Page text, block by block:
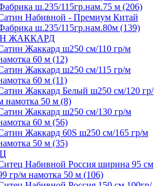
ш.235/115гр.нам.75 м (206)
Набивной - Премиум Китай
ш.235/115гр.нам.80м (139)
ЖАККАРД
Жаккард ш250 см/110 гр/м
60 м (12)
Жаккард ш250 см/115 гр/м
60 м (11)
Жаккард Белый ш250 см/120 гр/
намотка 50 м (8)
Жаккард ш250 см/130 гр/м
60 м (56)
Жаккард 60S ш250 см/165 гр/м
50 м (35)
Набивной Россия ширина 95 см
гр/м намотка 50 м (106)